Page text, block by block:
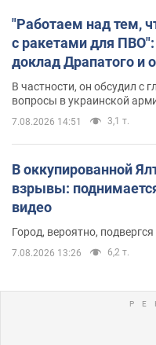
"Работаем над тем,
с ракетами для
доклад Драпатого и
В частности, он обсудил
вопросы в украинской
7.08.2026 14:51 3,1 т.
В оккупированной
взрывы:
видео
Город, вероятно,
7.08.2026 13:26 6,2 т.